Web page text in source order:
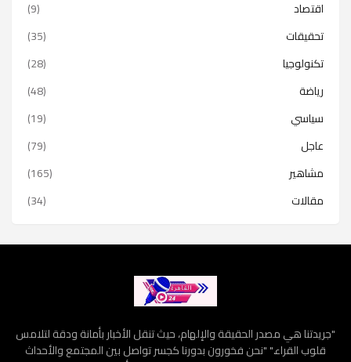
اقتصاد
(9)
تحقيقات
(35)
تكنولوجيا
(28)
رياضة
(48)
سياسي
(19)
عاجل
(79)
مشاهير
(165)
مقالات
(34)
"جريدتنا هي مصدر الحقيقة والإلهام، حيث تنقل الأخبار بأمانة ودقة لتلامس
قلوب القراء." "نحن فخورون بدورنا كجسر تواصل بين المجتمع والأحداث